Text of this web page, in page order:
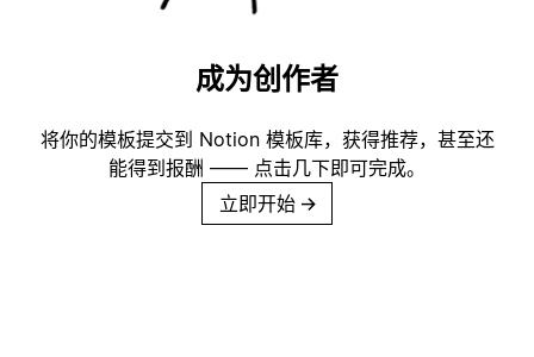
成为创作者
将你的模板提交到 Notion 模板库，获得推荐，甚至还
能得到报酬 —— 点击几下即可完成。
立即开始 →